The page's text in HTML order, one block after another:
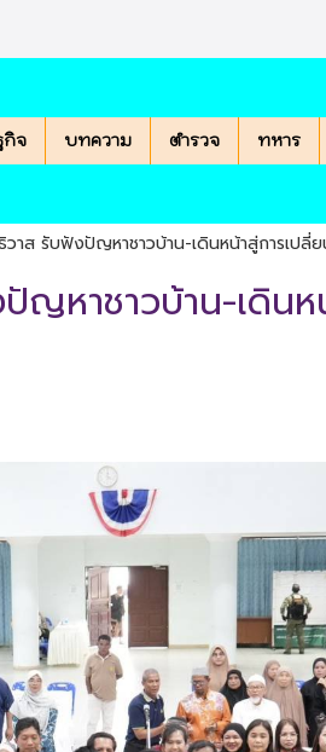
กิจ บทความ ตำรวจ ทหาร
าส รับฟังปัญหาชาวบ้าน-เดินหน้าสู่การเปลี่
หาชาวบ้าน-เดินห